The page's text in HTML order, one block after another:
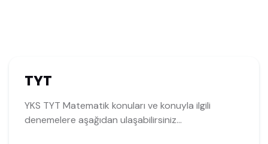
TYT
YKS TYT Matematik konuları ve konuyla ilgili
denemelere aşağıdan ulaşabilirsiniz...